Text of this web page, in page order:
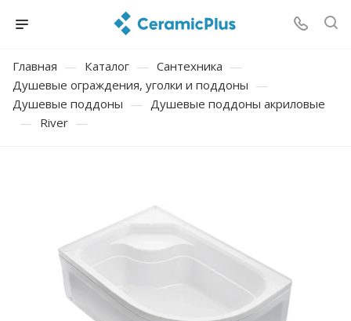
Главная — Каталог — Сантехника —
Душевые ограждения, уголки и поддоны —
Душевые поддоны — Душевые поддоны акриловые
— River —